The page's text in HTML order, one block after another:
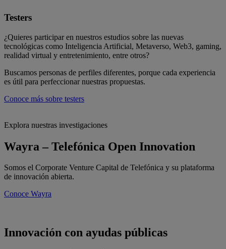
Testers
¿Quieres participar en nuestros estudios sobre las nuevas
tecnológicas como Inteligencia Artificial, Metaverso, Web3, gaming,
realidad virtual y entretenimiento, entre otros?
Buscamos personas de perfiles diferentes, porque cada experiencia
es útil para perfeccionar nuestras propuestas.
Conoce más sobre testers
Explora nuestras investigaciones
Más información sobre Explora nuestras investigaciones
Wayra – Telefónica Open Innovation
Somos el Corporate Venture Capital de Telefónica y su plataforma
de innovación abierta.
Conoce Wayra
Innovación con ayudas públicas